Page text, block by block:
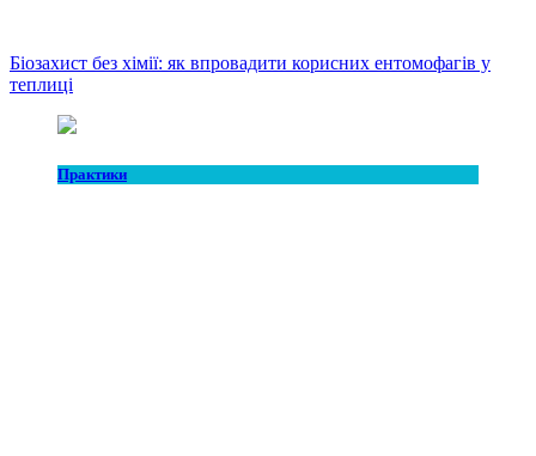
Біозахист без хімії: як впровадити корисних ентомофагів у
теплиці
Практики